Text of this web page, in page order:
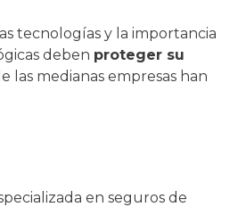
tecnologías y la importancia
deben proteger su
las medianas empresas han
en seguros de